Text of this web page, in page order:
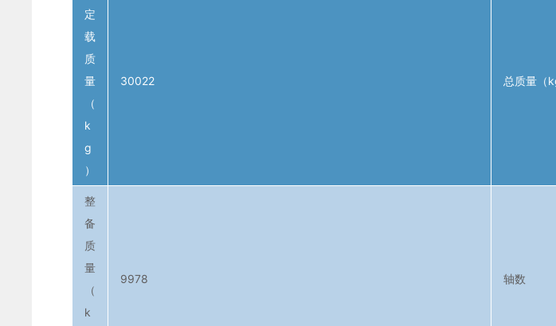
定
载
质
量
（
k
g
）
30022 总质量（
整
备
质
量
（
k
9978 轴数